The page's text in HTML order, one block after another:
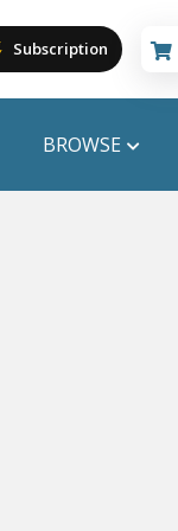
Subscription
Cart is empty
BROWSE